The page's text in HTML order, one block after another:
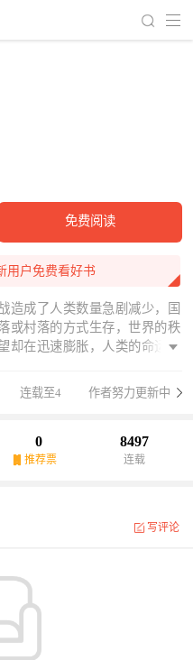
免费阅读
用户免费看好书
造成了人类数量急剧减少，国
或村落的方式生存，世界的秩
却在迅速膨胀，人类的命运与
连载至4 作者努力更新中
0
推荐票
8497
连载
写评论